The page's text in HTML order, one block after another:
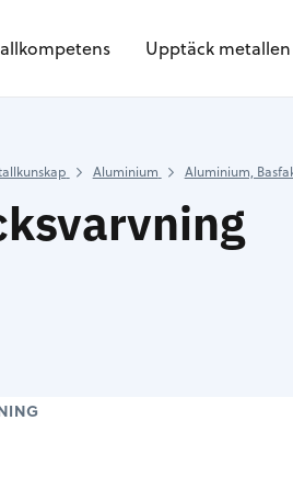
Upptäck metallen
Aluminium Aluminium,